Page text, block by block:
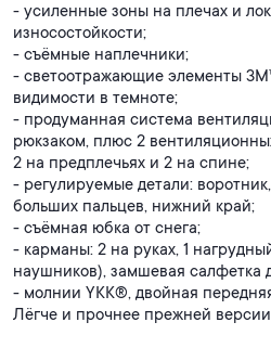
- усиленные зоны на плечах и
износостойкости;
- съёмные наплечники;
- светоотражающие элементы
видимости в темноте;
- продуманная система
рюкзаком, плюс 2
2 на предплечьях и 2 на спине;
- регулируемые детали:
больших пальцев, нижний край;
- съёмная юбка от снега;
- карманы: 2 на руках, 1
наушников), замшевая салфетка
- молнии YKK®, двойная
Лёгче и прочнее прежней